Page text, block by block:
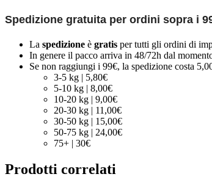
Spedizione gratuita per ordini sopra i
La spedizione è gratis per tutti gli ordini di
In genere il pacco arriva in 48/72h dal
Se non raggiungi i 99€, la spedizione costa
3-5 kg | 5,80€
5-10 kg | 8,00€
10-20 kg | 9,00€
20-30 kg | 11,00€
30-50 kg | 15,00€
50-75 kg | 24,00€
75+ | 30€
Prodotti correlati